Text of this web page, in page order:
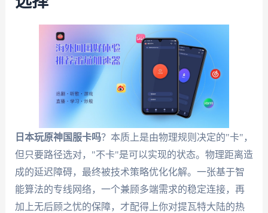
日本玩原神国服卡吗？本质上是由物理规则决定的"卡"，
但只要路径选对，"不卡"是可以实现的状态。物理距离造
成的延迟障碍，最终被技术策略优化化解。一张基于智
能算法的专线网络，一个兼顾多端需求的稳定连接，再
加上无后顾之忧的保障，才配得上你对提瓦特大陆的热